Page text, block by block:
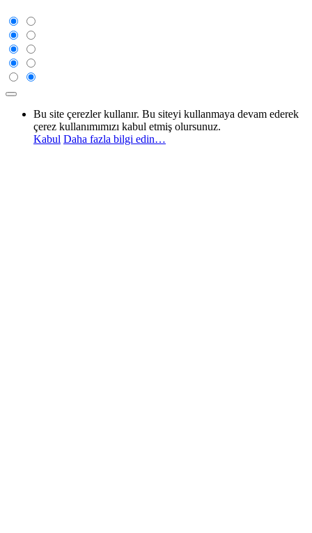
Bu site çerezler kullanır. Bu siteyi kullanmaya devam ederek
çerez kullanımımızı kabul etmiş olursunuz.
Kabul Daha fazla bilgi edin…